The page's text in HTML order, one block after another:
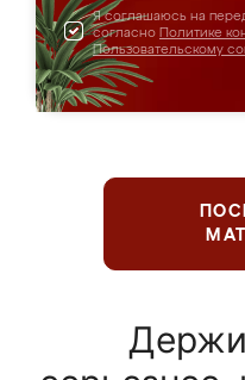
Я соглашаюсь на
согласно Политике
Пользовательскому